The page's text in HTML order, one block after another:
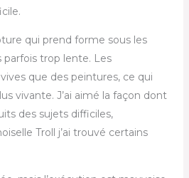
qui prend forme sous les
parfois trop lente. Les
que des peintures, ce qui
vivante. J’ai aimé la façon dont
des sujets difficiles,
Troll j’ai trouvé certains